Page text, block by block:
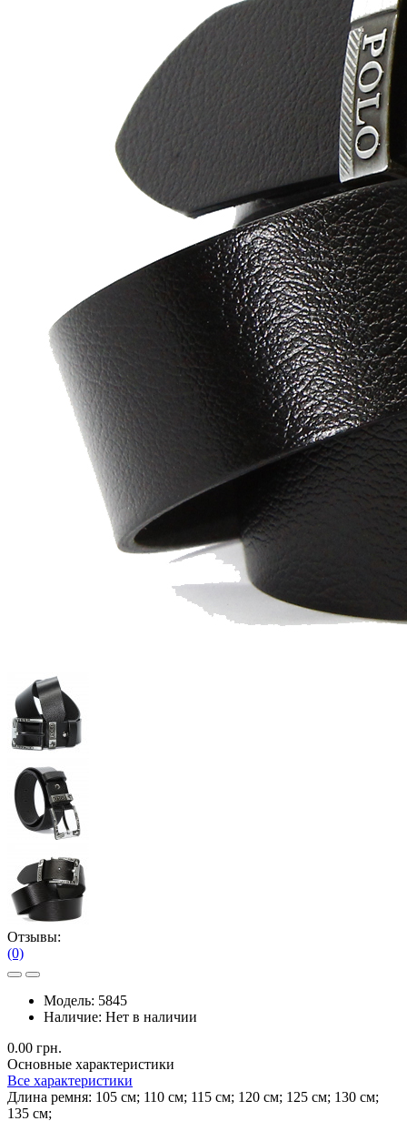
Отзывы:
(0)
Модель: 5845
Наличие: Нет в наличии
0.00 грн.
Основные характеристики
Все характеристики
Длина ремня: 105 см; 110 см; 115 см; 120 см; 125 см; 130 см;
135 см;